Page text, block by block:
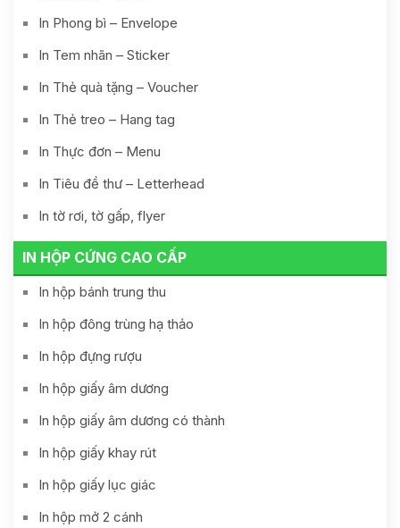
In Phong bì – Envelope
In Tem nhãn – Sticker
In Thẻ quà tặng – Voucher
In Thẻ treo – Hang tag
In Thực đơn – Menu
In Tiêu đề thư – Letterhead
In tờ rơi, tờ gấp, flyer
IN HỘP CỨNG CAO CẤP
In hộp bánh trung thu
In hộp đông trùng hạ thảo
In hộp đựng rượu
In hộp giấy âm dương
In hộp giấy âm dương có thành
In hộp giấy khay rút
In hộp giấy lục giác
In hộp mở 2 cánh